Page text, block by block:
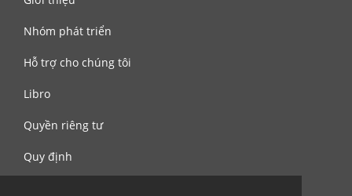
Nhóm phát triển
Hỗ trợ cho chúng tôi
Libro
Quyền riêng tư
Quy định